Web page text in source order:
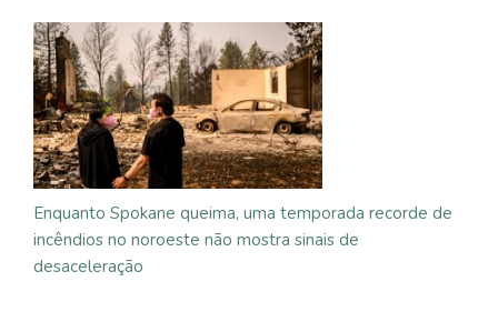
Enquanto Spokane queima, uma temporada recorde de
incêndios no noroeste não mostra sinais de
desaceleração